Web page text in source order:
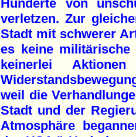
Hunderte von
verletzen. Zur
Stadt mit schwerer
es keine
keinerlei
weil die
Stadt und der
Atmosphäre